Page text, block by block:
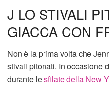
J LO STIVALI
GIACCA CON
Non è la prima volta che
stivali pitonati. In occasione
durante lesfilate della New